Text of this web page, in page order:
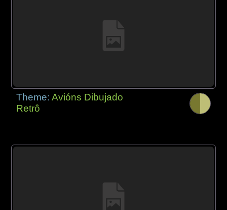
Theme:Avións Dibujado
Retrô